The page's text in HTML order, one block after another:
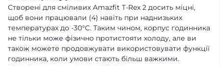
Створені для сміливих Amazfit T-Rex 2 досить міцні,
щоб вони працювали (4) навіть при наднизьких
температурах до -30°C. Таким чином, корпус годинника
не тільки може фізично протистояти холоду, але ви
також можете продовжувати використовувати функції
годинника, коли умови стають більш важкими.